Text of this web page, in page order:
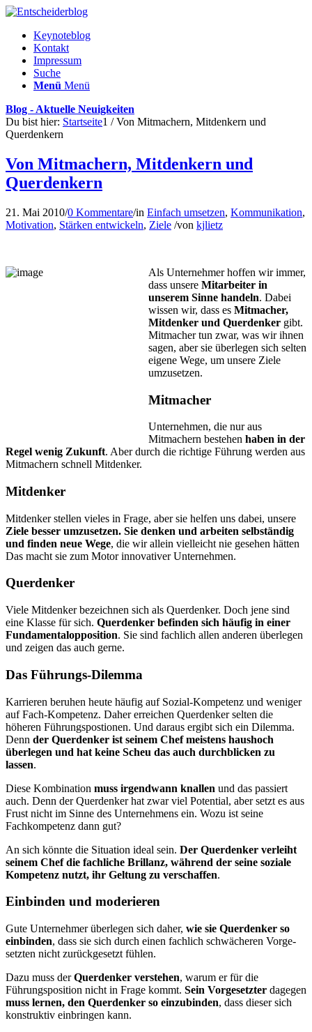
Keynoteblog
Kontakt
Impressum
Suche
Menü Menü
Blog - Aktuelle Neuigkeiten
Du bist hier: Startseite1 / Von Mitmachern, Mitdenkern und
Querdenkern
Von Mitmachern, Mitdenkern und
Querdenkern
21. Mai 2010/0 Kommentare/in Einfach umsetzen, Kommunikation,
Motivation, Stärken entwickeln, Ziele /von kjlietz
Als Unternehmer hoffen wir immer,
dass unsere Mitarbeiter in
unserem Sinne handeln. Dabei
wissen wir, dass es Mitmacher,
Mitdenker und Querdenker gibt.
Mitmacher tun zwar, was wir ihnen
sagen, aber sie überlegen sich selten
eigene Wege, um unsere Ziele
umzusetzen.
Mitmacher
Unternehmen, die nur aus
Mitmachern bestehen haben in der
Regel wenig Zukunft. Aber durch die richtige Führung werden aus
Mitmachern schnell Mitdenker.
Mitdenker
Mitdenker stellen vieles in Frage, aber sie helfen uns dabei, unsere
Ziele besser umzusetzen. Sie denken und arbeiten selbständig
und finden neue Wege, die wir allein vielleicht nie gesehen hätten
Das macht sie zum Motor innovativer Unternehmen.
Querdenker
Viele Mitdenker bezeichnen sich als Querdenker. Doch jene sind
eine Klasse für sich. Querdenker befinden sich häufig in einer
Fun­da­mental­opposition. Sie sind fachlich allen anderen überlegen
und zeigen das auch gerne.
Das Führungs-Dilemma
Karrieren beruhen heute häufig auf Sozial-Kompetenz und weniger
auf Fach-Kompetenz. Daher erreichen Querdenker selten die
höheren Führungspostionen. Und daraus ergibt sich ein Dilemma.
Denn der Querdenker ist seinem Chef meistens haushoch
überlegen und hat keine Scheu das auch durchblicken zu
lassen.
Diese Kombination muss irgendwann knallen und das passiert
auch. Denn der Querdenker hat zwar viel Potential, aber setzt es aus
Frust nicht im Sinne des Unternehmens ein. Wozu ist seine
Fachkompetenz dann gut?
An sich könnte die Situation ideal sein. Der Querdenker verleiht
seinem Chef die fachliche Brillanz, während der seine soziale
Kompetenz nutzt, ihr Geltung zu verschaffen.
Einbinden und moderieren
Gute Unternehmer überlegen sich daher, wie sie Querdenker so
einbinden, dass sie sich durch einen fachlich schwächeren Vor­ge­
setz­ten nicht zurückgesetzt fühlen.
Dazu muss derQuerdenker verstehen, warum er für die
Führungsposition nicht in Frage kommt. Sein Vorgesetzter dagegen
muss lernen, den Querdenker so einzubinden, dass dieser sich
konstruktiv einbringen kann.